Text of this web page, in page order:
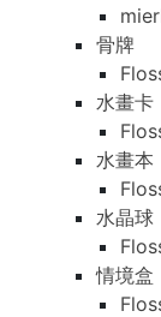
骨牌
水畫卡
水畫本
水晶球
情境盒